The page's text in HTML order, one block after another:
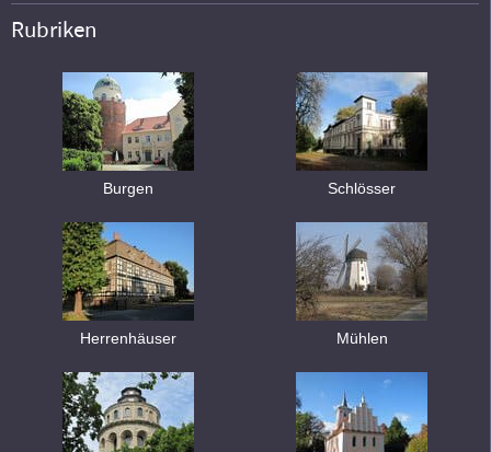
Rubriken
Burgen Schlösser
Herrenhäuser Mühlen